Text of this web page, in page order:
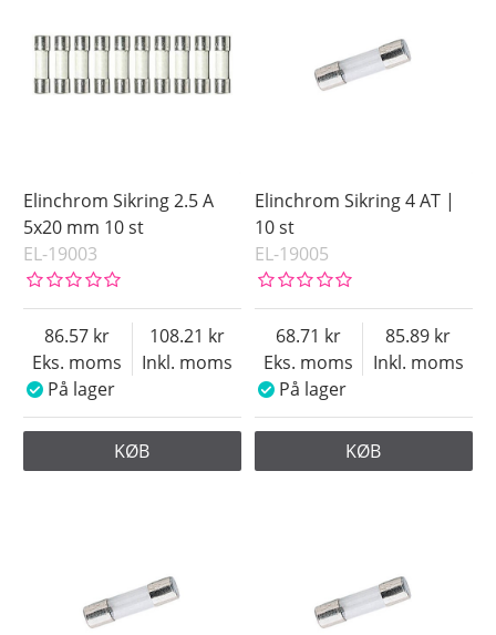
Elinchrom Sikring 2.5 A
5x20 mm 10 st
EL-19003
Eks. moms
86.57
Inkl. moms
108.21
På lager
KØB
Elinchrom Sikring 4 AT |
10 st
EL-19005
Eks. moms
68.71
Inkl. moms
85.89
På lager
KØB